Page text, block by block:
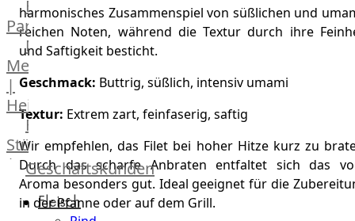
Frischetheken-
Partner
Männer
Metzger
|
Heinsberg
Feinkost
Stüttgen
|
Düsseldorf
The
Geschäftskunden
Fleisch
harmonisches Zusammenspiel von süßlichen und
reichen Noten, während die Textur durch ihre
und Saftigkeit besticht.
Geschmack: Buttrig, süßlich, intensiv umami
Textur: Extrem zart, feinfaserig, saftig
Wir empfehlen, das Filet bei hoher Hitze kurz zu
Durch das scharfe Anbraten entfaltet sich das
Aroma besonders gut. Ideal geeignet für die
in der Pfanne oder auf dem Grill.